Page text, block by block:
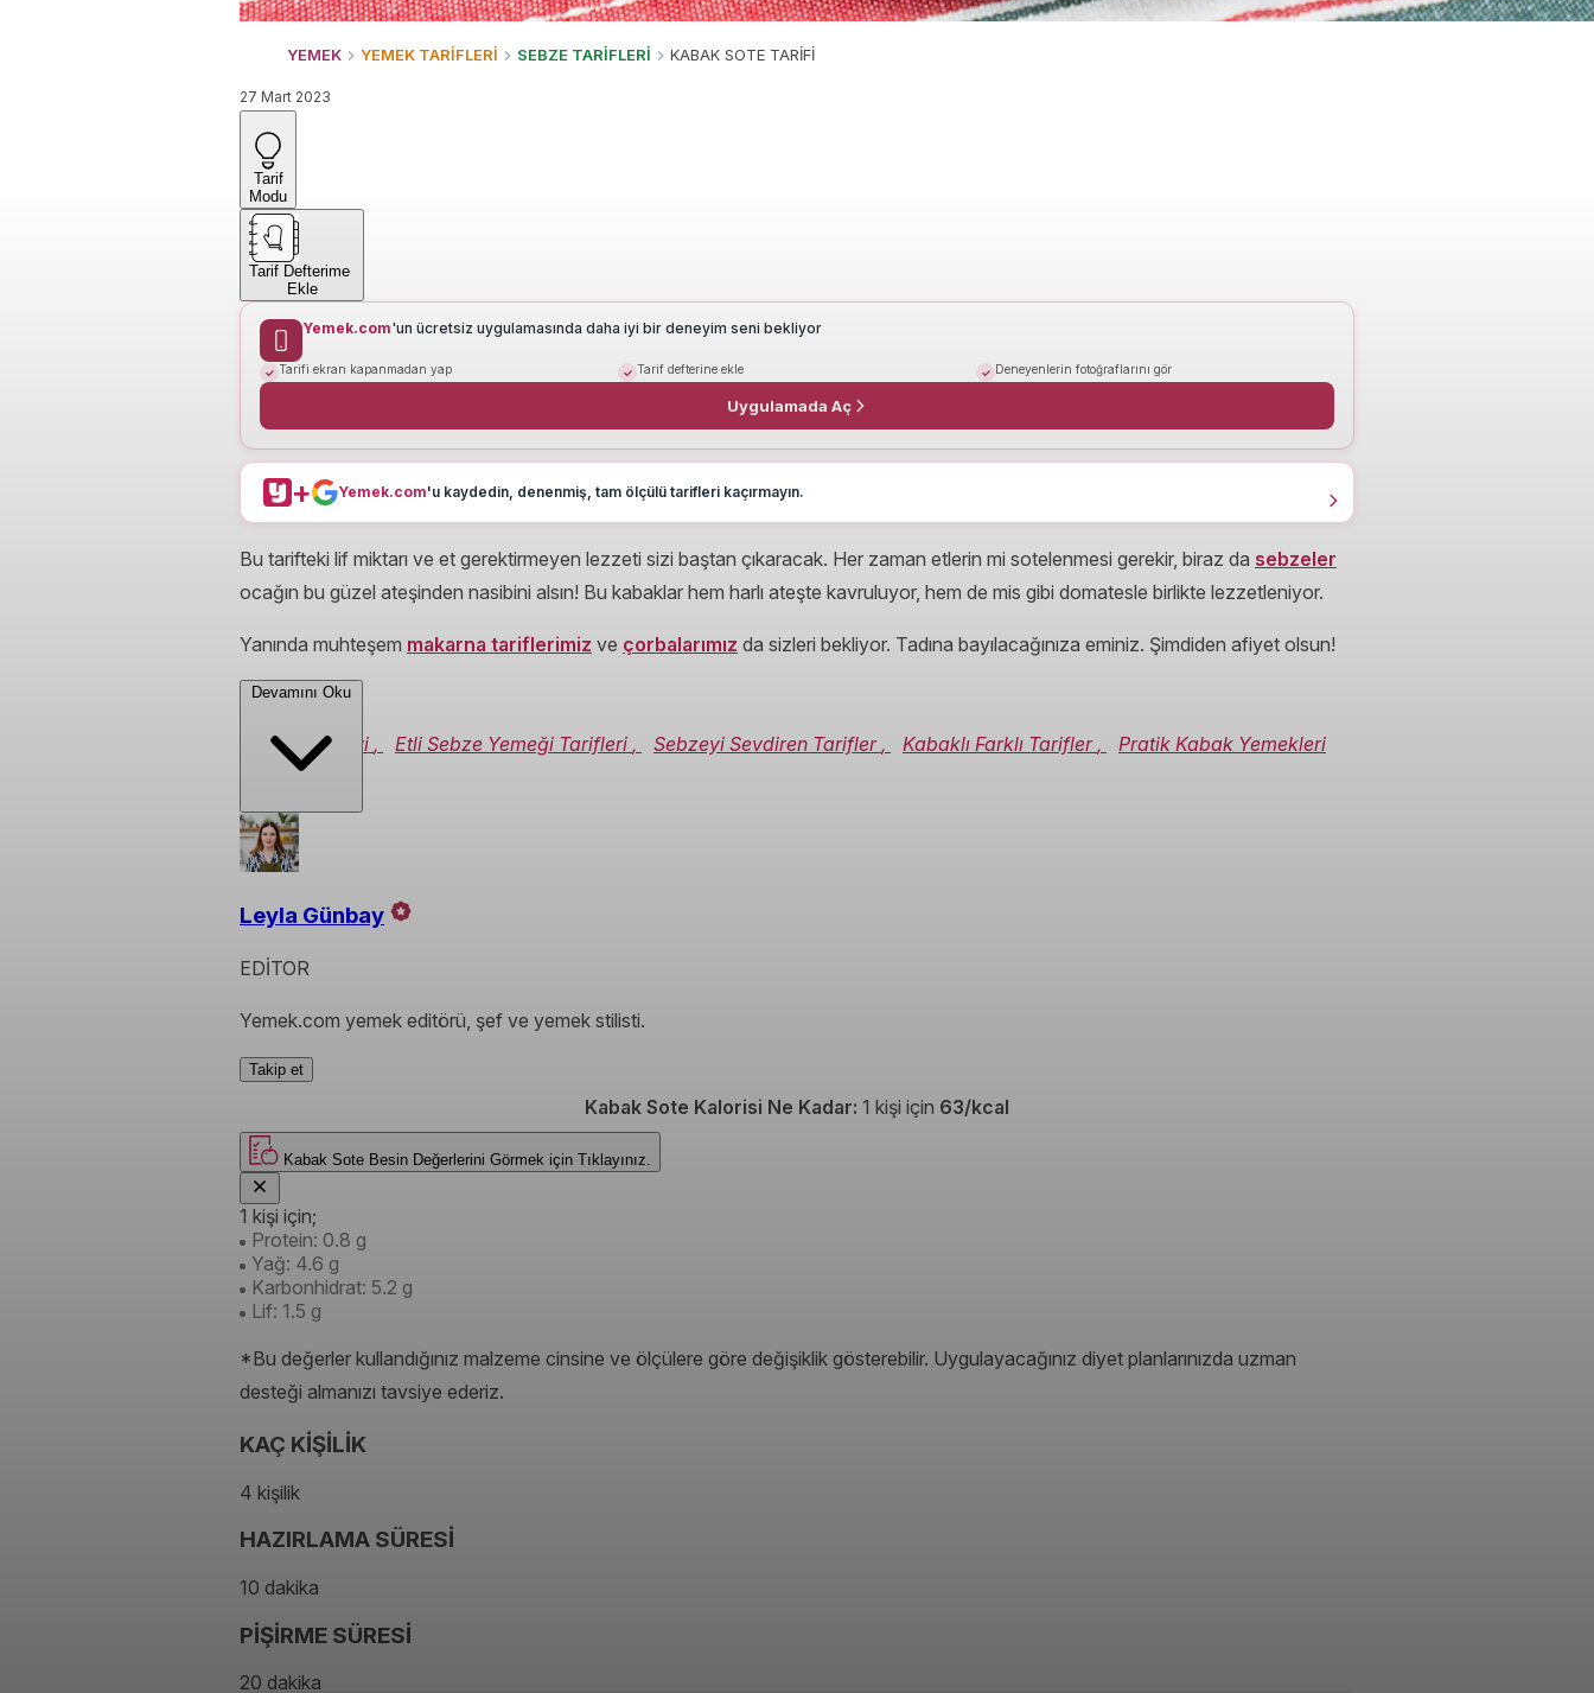
YEMEK YEMEK TARİFLERİ SEBZE TARİFLERİ KABAK SOTE TARİFİ
27 Mart 2023
Tarif
Modu
Tarif Defterime
Ekle
Yemek.com'un ücretsiz uygulamasında daha iyi bir deneyim seni bekliyor
Tarifi ekran kapanmadan yap Tarif defterine ekle Deneyenlerin fotoğraflarını gör
Uygulamada Aç
+ Yemek.com'u kaydedin, denenmiş, tam ölçülü tarifleri kaçırmayın.
Bu tarifteki lif miktarı ve et gerektirmeyen lezzeti sizi baştan çıkaracak. Her zaman etlerin mi sotelenmesi gerekir, biraz da sebzeler
ocağın bu güzel ateşinden nasibini alsın! Bu kabaklar hem harlı ateşte kavruluyor, hem de mis gibi domatesle birlikte lezzetleniyor.
Yanında muhteşem makarna tariflerimiz ve çorbalarımız da sizleri bekliyor. Tadına bayılacağınıza eminiz. Şimdiden afiyet olsun!
Sebze Tarifleri , Etli Sebze Yemeği Tarifleri , Sebzeyi Sevdiren Tarifler, Kabaklı Farklı Tarifler, Pratik Kabak Yemekleri
Devamını Oku
Leyla Günbay
EDİTOR
Yemek.com yemek editörü, şef ve yemek stilisti.
Takip et
Kabak Sote Kalorisi Ne Kadar: 1 kişi için 63/kcal
Kabak Sote Besin Değerlerini Görmek için Tıklayınız.
1 kişi için;
Protein: 0.8 g
Yağ: 4.6 g
Karbonhidrat: 5.2 g
Lif: 1.5 g
*Bu değerler kullandığınız malzeme cinsine ve ölçülere göre değişiklik gösterebilir. Uygulayacağınız diyet planlarınızda uzman
desteği almanızı tavsiye ederiz.
KAÇ KİŞİLİK
4 kişilik
HAZIRLAMA SÜRESİ
10 dakika
PİŞİRME SÜRESİ
20 dakika